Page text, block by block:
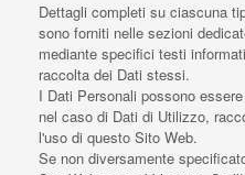
Dettagli completi su ciascuna
sono forniti nelle sezioni
mediante specifici testi
raccolta dei Dati stessi.
I Dati Personali possono
nel caso di Dati di Utilizzo,
l'uso di questo Sito Web.
Se non diversamente